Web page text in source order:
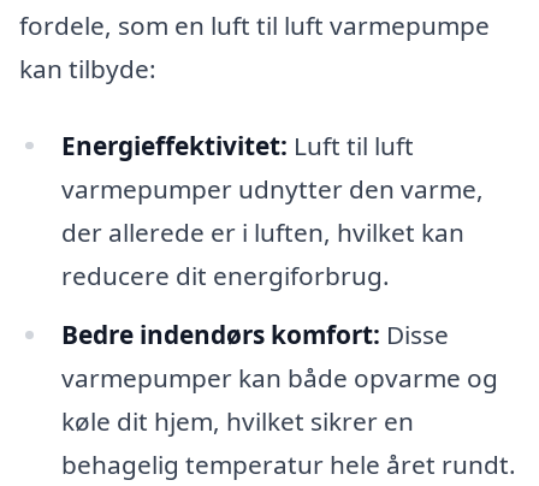
fordele, som en luft til luft varmepumpe
kan tilbyde:
Energieffektivitet: Luft til luft
varmepumper udnytter den varme,
der allerede er i luften, hvilket kan
reducere dit energiforbrug.
Bedre indendørs komfort: Disse
varmepumper kan både opvarme og
køle dit hjem, hvilket sikrer en
behagelig temperatur hele året rundt.